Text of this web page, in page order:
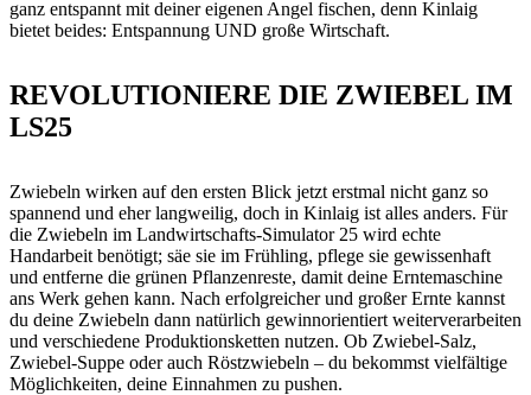
ganz entspannt mit deiner eigenen Angel fischen, denn Kinlaig
bietet beides: Entspannung UND große Wirtschaft.
REVOLUTIONIERE DIE ZWIEBEL IM
LS25
Zwiebeln wirken auf den ersten Blick jetzt erstmal nicht ganz so
spannend und eher langweilig, doch in Kinlaig ist alles anders. Für
die Zwiebeln im Landwirtschafts-Simulator 25 wird echte
Handarbeit benötigt; säe sie im Frühling, pflege sie gewissenhaft
und entferne die grünen Pflanzenreste, damit deine Erntemaschine
ans Werk gehen kann. Nach erfolgreicher und großer Ernte kannst
du deine Zwiebeln dann natürlich gewinnorientiert weiterverarbeiten
und verschiedene Produktionsketten nutzen. Ob Zwiebel-Salz,
Zwiebel-Suppe oder auch Röstzwiebeln – du bekommst vielfältige
Möglichkeiten, deine Einnahmen zu pushen.